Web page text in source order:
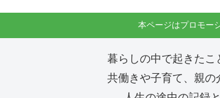
本ページはプロモー
暮らしの中で起きたこ
共働きや子育て、親の